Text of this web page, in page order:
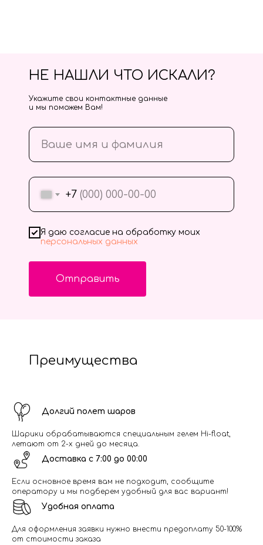
+7
Я даю согласие на обработку моих
персональных данных
Отправить
НЕ НАШЛИ ЧТО ИСКАЛИ?
Укажите свои контактные данные
и мы поможем Вам!
Преимущества
Долгий полет шаров
Шарики обрабатываются специальным гелем Hi-float,
летают от 2-х дней до месяца.
Доставка с 7:00 до 00:00
Если основное время вам не подходит, сообщите
оператору и мы подберем удобный для вас вариант!
Удобная оплата
Для оформления заявки нужно внести предоплату 50-100%
от стоимости заказа